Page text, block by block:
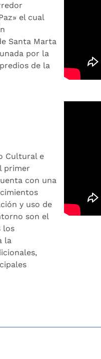
el cual
Santa Marta
por la
de la
Cultural e
primer
con una
y uso de
son el
los
la